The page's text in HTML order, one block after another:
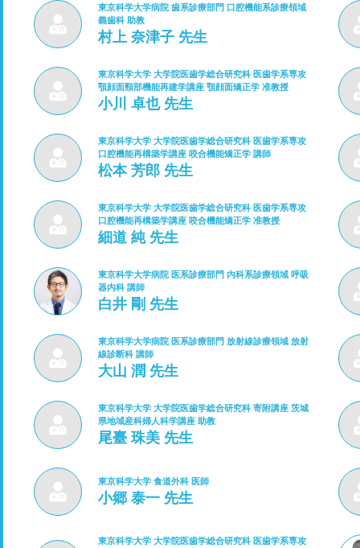
東京科学大学病院 歯系診療部門 口腔機能系診療領域
義歯科 助教
村上 奈津子 先生
東京科学大学 大学院医歯学総合研究科 医歯学系専攻
顎顔面頸部機能再建学講座 顎顔面矯正学 准教授
小川 卓也 先生
東京科学大学 大学院医歯学総合研究科 医歯学系専攻
口腔機能再構築学講座 咬合機能矯正学 講師
松本 芳郎 先生
東京科学大学 大学院医歯学総合研究科 医歯学系専攻
口腔機能再構築学講座 咬合機能矯正学 准教授
細道 純 先生
東京科学大学病院 医系診療部門 内科系診療領域 呼吸
器内科 講師
白井 剛 先生
東京科学大学病院 医系診療部門 放射線診療領域 放射
線診断科 講師
大山 潤 先生
東京科学大学 大学院医歯学総合研究科 寄附講座 茨城
県地域産科婦人科学講座 助教
尾臺 珠美 先生
東京科学大学 食道外科 医師
小郷 泰一 先生
東京科学大学 大学院医歯学総合研究科 医歯学系専攻